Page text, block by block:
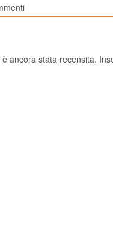
ancora stata recensita.